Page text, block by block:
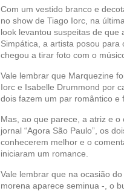
Com um vestido branco e
no show de Tiago Iorc, na
look levantou suspeitas de que
Simpática, a artista posou
chegou a tirar foto com o
Vale lembrar que Marquezine
Iorc e Isabelle Drummond por
dois fazem um par romântico
Mas, ao que parece, a atriz e
jornal “Agora São Paulo”, os
conhecerem melhor e o
iniciaram um romance.
Vale lembrar que na ocasião
morena aparece seminua -, o